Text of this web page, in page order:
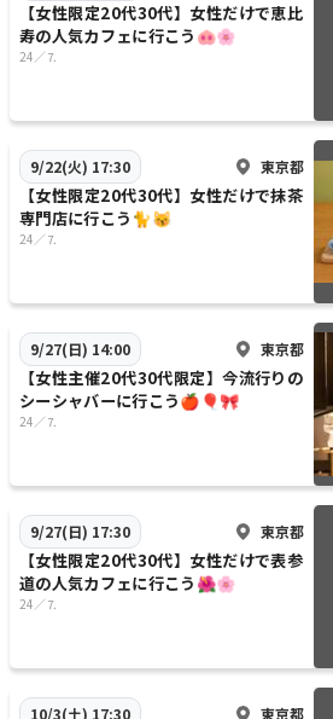
【女性限定20代30代】女性だけで恵比
寿の人気カフェに行こう🐽🌸
24／⒎
9/22(火) 17:30 東京都
【女性限定20代30代】女性だけで抹茶
専門店に行こう🐈😽
24／⒎
9/27(日) 14:00 東京都
【女性主催20代30代限定】今流行りの
シーシャバーに行こう🍎🎈🎀
24／⒎
9/27(日) 17:30 東京都
【女性限定20代30代】女性だけで表参
道の人気カフェに行こう🌺🌸
24／⒎
10/3(土) 17:30 東京都